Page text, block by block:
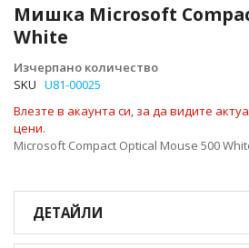
Мишка Microsoft
White
Изчерпано количество
SKU U81-00025
Влезте в акаунта си, за да видите
цени.
Microsoft Compact Optical Mouse 500
към
началото
на
галерия
със
ДЕТАЙЛИ